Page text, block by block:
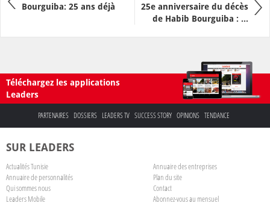
Bourguiba: 25 ans déjà
25e anniversaire du décès
de Habib Bourguiba : ...
Téléchargez les applications
Leaders
PARTENAIRES DOSSIERS LEADERS TV SUCCESS STORY OPINIONS TENDANCE
SUR LEADERS
Actualités Tunisie
Annuaire des entreprises
Annuaire de personnalités
Plan du site
Qui sommes nous
Contact
Leaders Mobile
Abonnez-vous au mensuel